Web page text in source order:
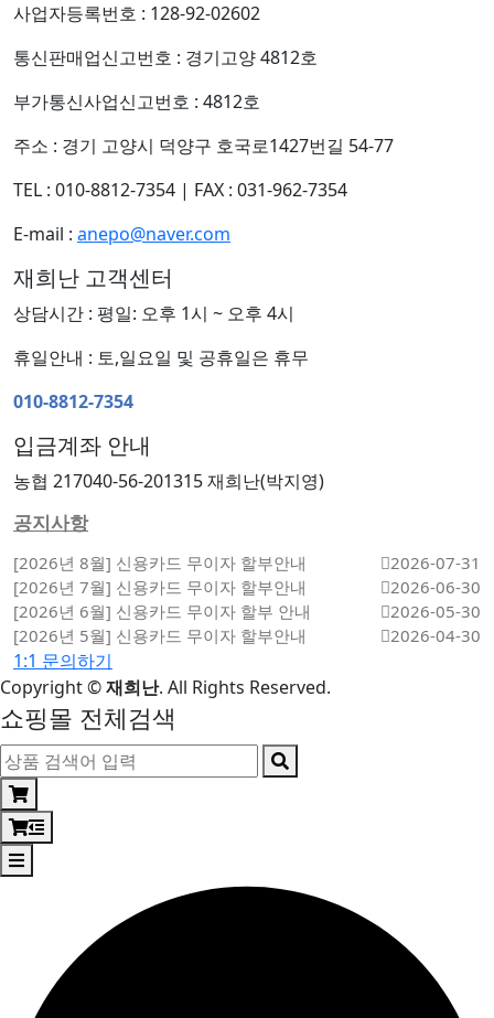
사업자등록번호 : 128-92-02602
통신판매업신고번호 : 경기고양 4812호
부가통신사업신고번호 : 4812호
주소 : 경기 고양시 덕양구 호국로1427번길 54-77
TEL : 010-8812-7354 | FAX : 031-962-7354
E-mail : anepo@naver.com
재희난 고객센터
상담시간 : 평일: 오후 1시 ~ 오후 4시
휴일안내 : 토,일요일 및 공휴일은 휴무
010-8812-7354
입금계좌 안내
농협 217040-56-201315 재희난(박지영)
공지사항
[2026년 8월] 신용카드 무이자 할부안내
2026-07-31
[2026년 7월] 신용카드 무이자 할부안내
2026-06-30
[2026년 6월] 신용카드 무이자 할부 안내
2026-05-30
[2026년 5월] 신용카드 무이자 할부안내
2026-04-30
1:1 문의하기
Copyright©재희난. All Rights Reserved.
쇼핑몰 전체검색